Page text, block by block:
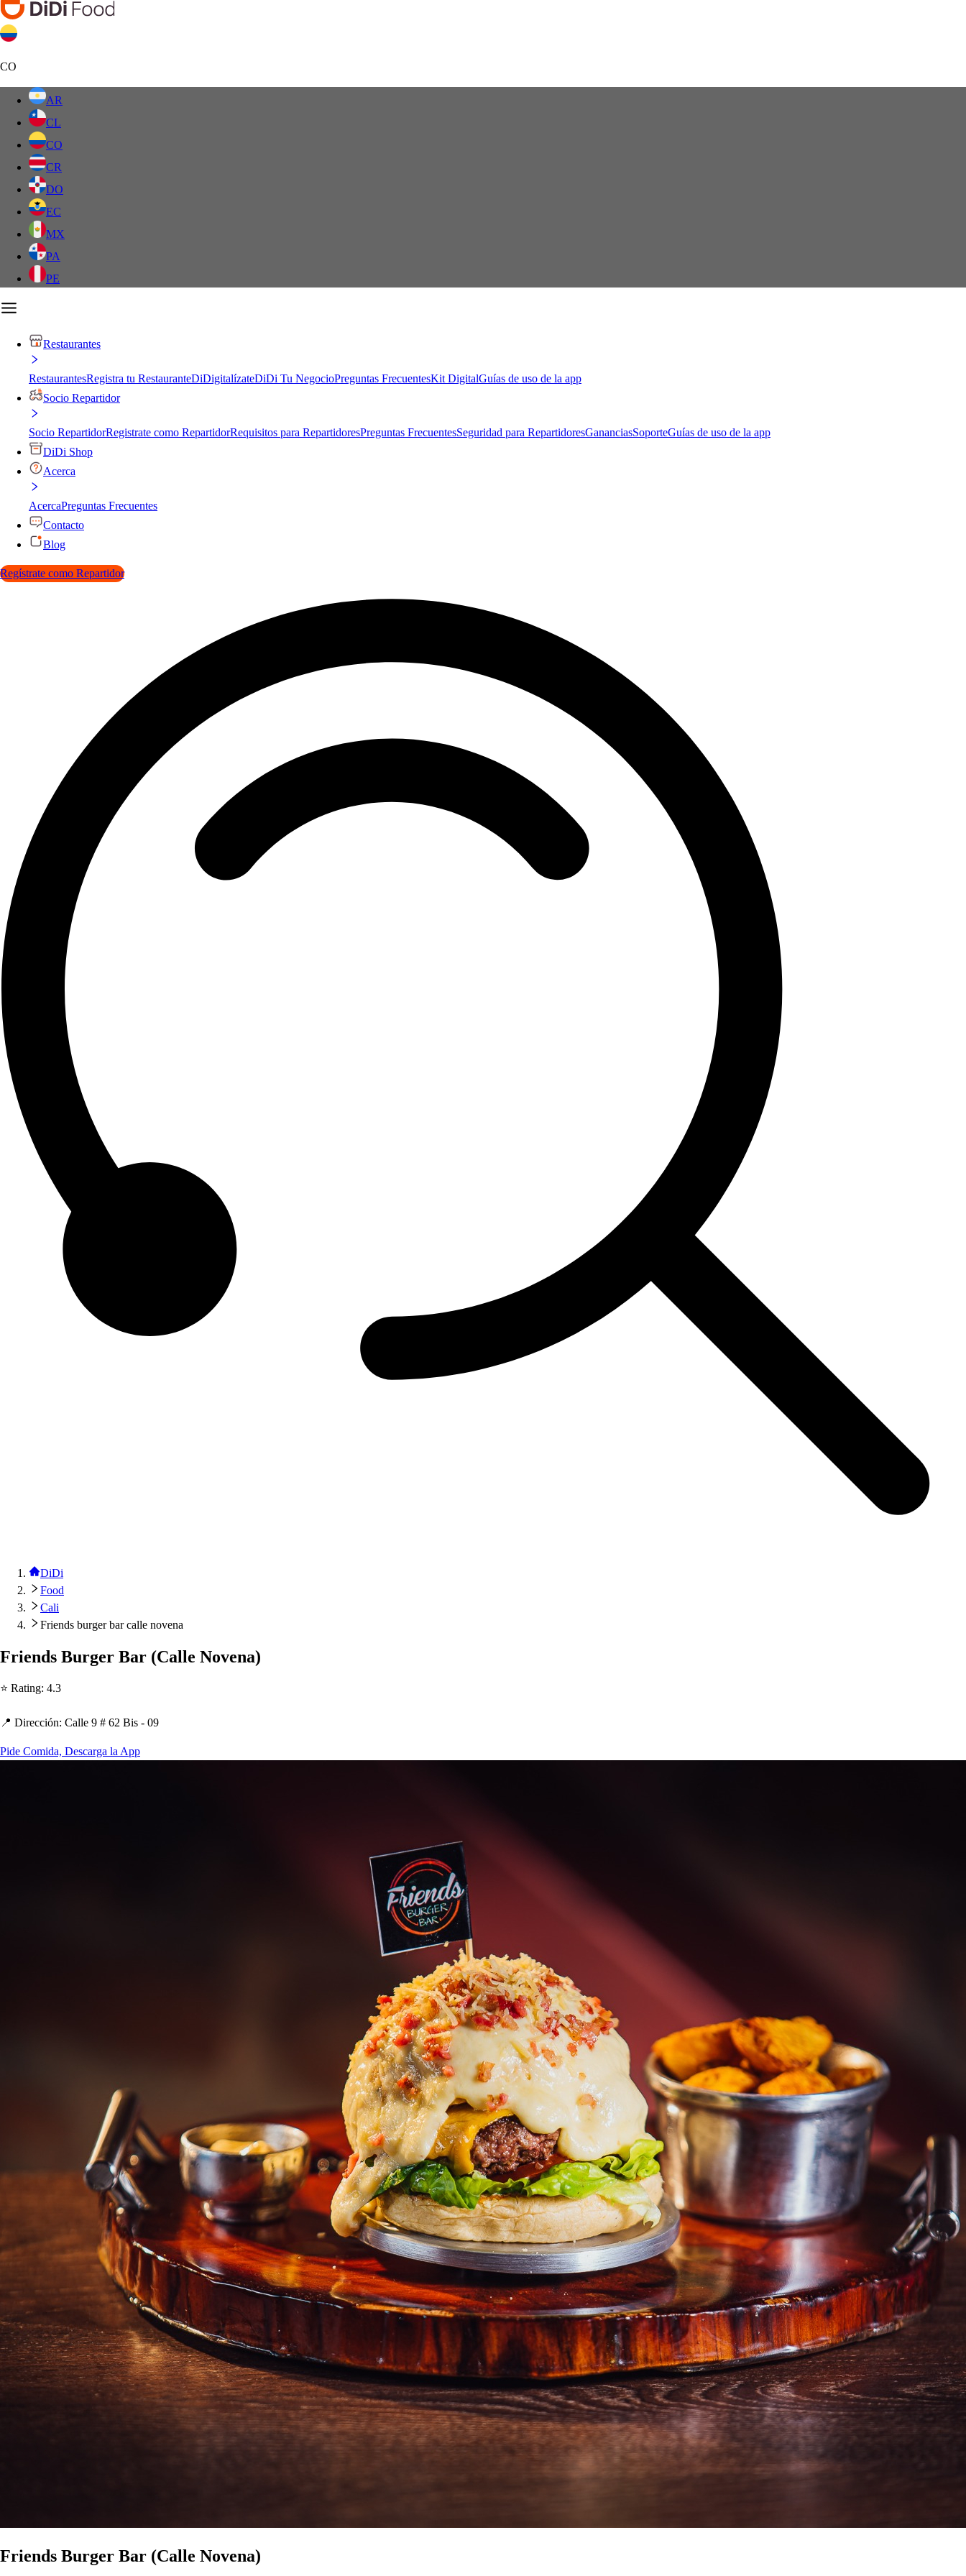
CO
AR
CL
CO
CR
DO
EC
MX
PA
PE
Restaurantes
RestaurantesRegistra tu RestauranteDiDigitalízateDiDi Tu NegocioPreguntas FrecuentesKit DigitalGuías de uso de la app
Socio Repartidor
Socio RepartidorRegistrate como RepartidorRequisitos para RepartidoresPreguntas FrecuentesSeguridad para RepartidoresGananciasSoporteGuías de uso de la app
DiDi Shop
Acerca
AcercaPreguntas Frecuentes
Contacto
Blog
Regístrate como Repartidor
DiDi
Food
Cali
Friends burger bar calle novena
Friends Burger Bar (Calle Novena)
⭐ Rating: 4.3
📍 Dirección: Calle 9 # 62 Bis - 09
Pide Comida, Descarga la App
Friends Burger Bar (Calle Novena)